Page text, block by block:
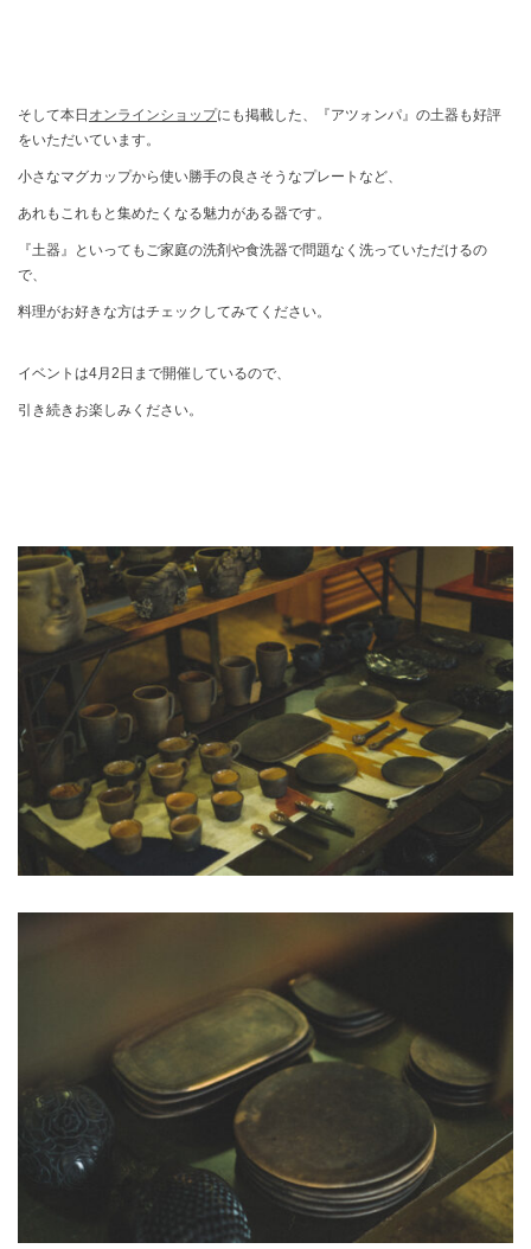
そして本日 オンラインショップにも掲載した、『アツォンパ』の土器も好評
をいただいています。
小さなマグカップから使い勝手の良さそうなプレートなど、
あれもこれもと集めたくなる魅力がある器です。
『土器』といってもご家庭の洗剤や食洗器で問題なく洗っていただけるの
で、
料理がお好きな方はチェックしてみてください。
イベントは4月2日まで開催しているので、
引き続きお楽しみください。